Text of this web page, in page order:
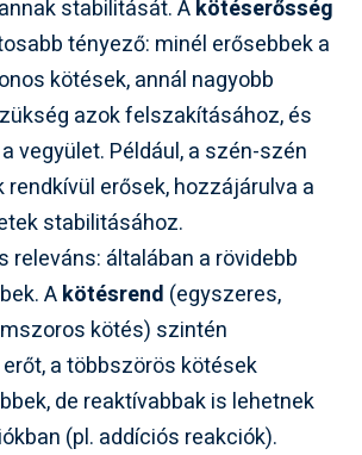
stabilitását. Akötéserősség
tényező: minél erősebbek a
kötések, annál nagyobb
azok felszakításához, és
vegyület. Például, a szén-szén
erősek, hozzájárulva a
stabilitásához.
releváns: általában a rövidebb
Akötésrend (egyszeres,
kötés) szintén
a többszörös kötések
de reaktívabbak is lehetnek
(pl. addíciós reakciók).